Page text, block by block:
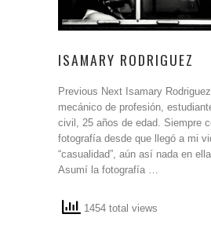
ISAMARY RODRIGUEZ
Previous Next Isamary
mecánico de profesión,
civil, 25 años de edad. Siempre
fotografía desde que llegó a mi
“casualidad”, aún así nada en
Asumí la fotografía …
1454 total views